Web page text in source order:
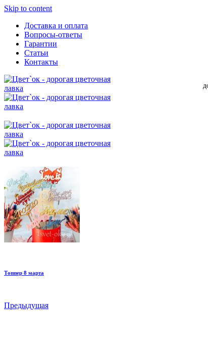
Skip to content
Доставка и оплата
Вопросы-ответы
Гарантии
Статьи
Контакты
Топпер 8 марта
Предыдущая